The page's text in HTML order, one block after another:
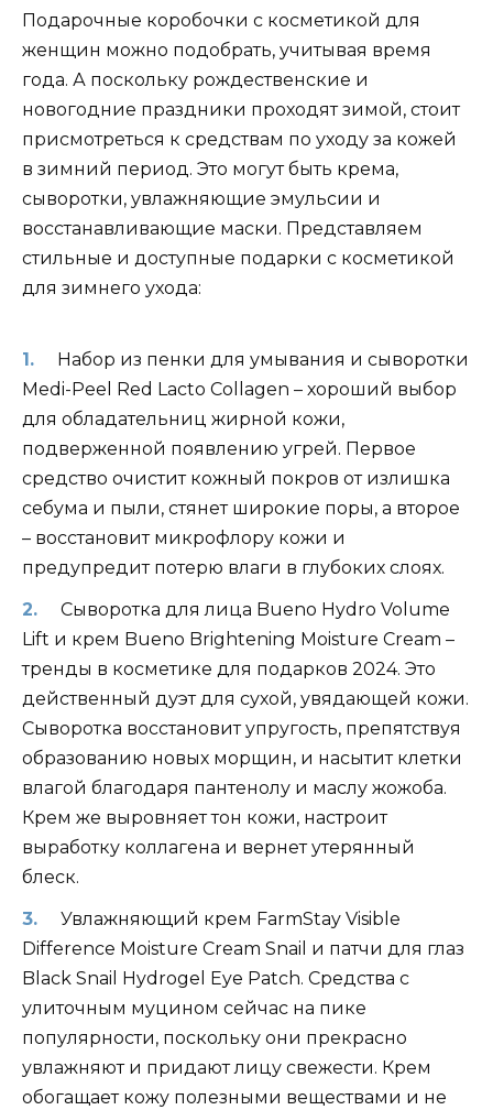
Подарочные коробочки с косметикой для
женщин можно подобрать, учитывая время
года. А поскольку рождественские и
новогодние праздники проходят зимой, стоит
присмотреться к средствам по уходу за кожей
в зимний период. Это могут быть крема,
сыворотки, увлажняющие эмульсии и
восстанавливающие маски. Представляем
стильные и доступные подарки с косметикой
для зимнего ухода:
Набор из пенки для умывания и сыворотки
Medi-Peel Red Lacto Collagen – хороший выбор
для обладательниц жирной кожи,
подверженной появлению угрей. Первое
средство очистит кожный покров от излишка
себума и пыли, стянет широкие поры, а второе
– восстановит микрофлору кожи и
предупредит потерю влаги в глубоких слоях.
Сыворотка для лица Bueno Hydro Volume
Lift и крем Bueno Brightening Moisture Cream –
тренды в косметике для подарков 2024. Это
действенный дуэт для сухой, увядающей кожи.
Сыворотка восстановит упругость, препятствуя
образованию новых морщин, и насытит клетки
влагой благодаря пантенолу и маслу жожоба.
Крем же выровняет тон кожи, настроит
выработку коллагена и вернет утерянный
блеск.
Увлажняющий крем FarmStay Visible
Difference Moisture Cream Snail и патчи для глаз
Black Snail Hydrogel Eye Patch. Средства с
улиточным муцином сейчас на пике
популярности, поскольку они прекрасно
увлажняют и придают лицу свежести. Крем
обогащает кожу полезными веществами и не